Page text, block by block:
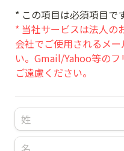
* 当社サービスは法人の
会社でご使用されるメ
い。Gmail/Yahoo等の
ご遠慮ください。